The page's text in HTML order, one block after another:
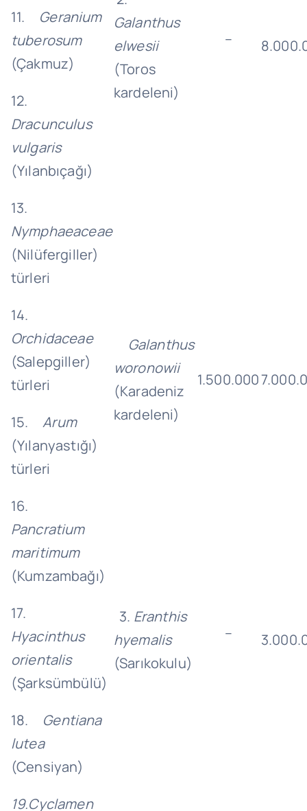
11. Geranium
tuberosum
(Çakmuz)
12.
Dracunculus
vulgaris
(Yılanbıçağı)
13.
Nymphaeaceae
(Nilüfergiller)
türleri
14.
Orchidaceae
(Salepgiller)
türleri
15.Arum
(Yılanyastığı)
türleri
16.
Pancratium
maritimum
(Kumzambağı)
17.
Hyacinthus
orientalis
(Şarksümbülü)
18. Gentiana
lutea
(Censiyan)
19.Cyclamen
Galanthus
elwesii
(Toros
kardeleni)
–
Galanthus
woronowii
(Karadeniz
kardeleni)
1.500.000
3. Eranthis
hyemalis
(Sarıkokulu)
–